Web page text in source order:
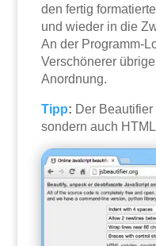
den fertig
und wieder in die
An der Programm-
Verschönerer
Anordnung.
Tipp: Der
sondern auch